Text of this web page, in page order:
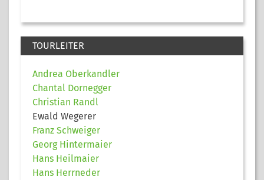
TOURLEITER
Andrea Oberkandler
Chantal Dornegger
Christian Randl
Ewald Wegerer
Franz Schweiger
Georg Hintermaier
Hans Heilmaier
Hans Herrneder